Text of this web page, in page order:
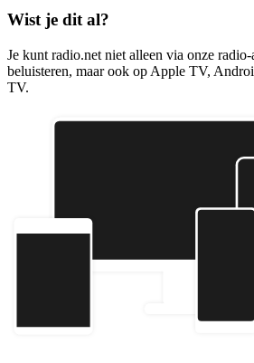
Wist je dit al?
Je kunt radio.net niet alleen via onze
beluisteren, maar ook op Apple TV,
TV.